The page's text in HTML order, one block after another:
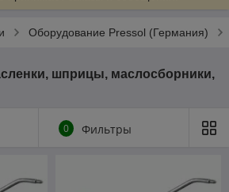
Оборудование Pressol (Германия)
шприцы, маслосборники,
0 Фильтры